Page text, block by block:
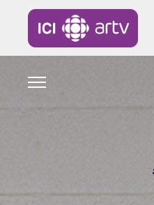
RÉTROSPECTIVE 2019